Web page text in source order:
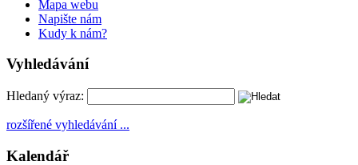
Mapa webu
Napište nám
Kudy k nám?
Vyhledávání
Hledaný výraz:
rozšířené vyhledávání ...
Kalendář